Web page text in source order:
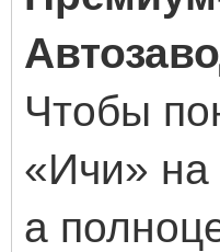
Чтобы
«Ичи»
а